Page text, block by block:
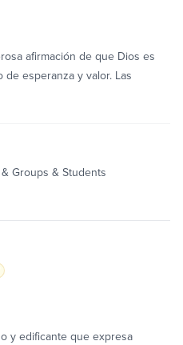
afirmación de que Dios es
esperanza y valor. Las
Groups & Students
y edificante que expresa